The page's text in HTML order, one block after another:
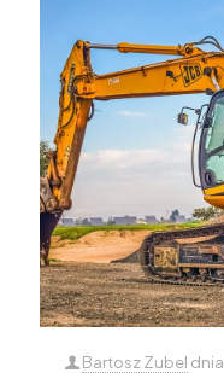
Bartosz Zubel dnia